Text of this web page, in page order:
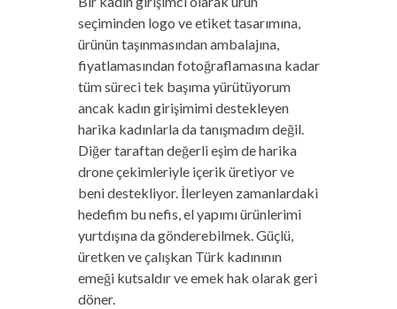
seçiminden logo ve etiket tasarımına,
ürünün taşınmasından ambalajına,
fiyatlamasından fotoğraflamasına kadar
tüm süreci tek başıma yürütüyorum
ancak kadın girişimimi destekleyen
harika kadınlarla da tanışmadım değil.
Diğer taraftan değerli eşim de harika
drone çekimleriyle içerik üretiyor ve
beni destekliyor. İlerleyen zamanlardaki
hedefim bu nefis, el yapımı ürünlerimi
yurtdışına da gönderebilmek. Güçlü,
üretken ve çalışkan Türk kadınının
emeği kutsaldır ve emek hak olarak geri
döner.